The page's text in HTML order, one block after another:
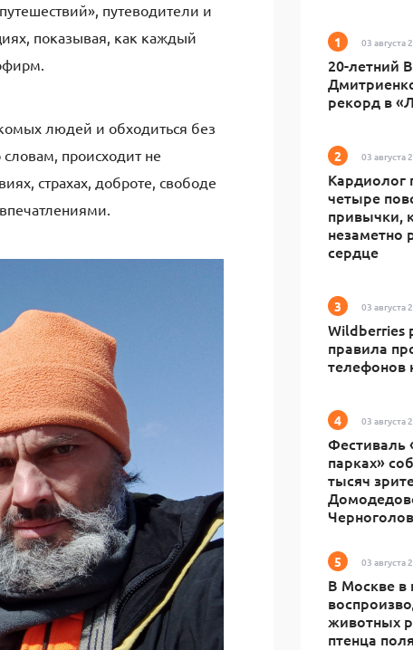
путеводители и
показывая, как каждый
людей и обходиться без
происходит не
страхах, доброте, свободе
03 августа
20-летний
рекорд в
03 августа
Кардиолог
четыре
привычки,
незаметно
сердце
03 августа
Wildberries
правила
телефонов
03 августа
Фестиваль
парках»
тысяч
03 августа
В Москве в
животных
птенца